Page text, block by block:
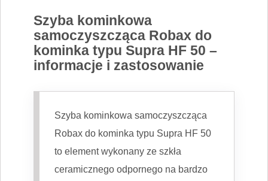
Szyba kominkowa
samoczyszcząca Robax do
kominka typu Supra HF 50 –
informacje i zastosowanie
Szyba kominkowa samoczyszcząca
Robax do kominka typu Supra HF 50
to element wykonany ze szkła
ceramicznego odpornego na bardzo